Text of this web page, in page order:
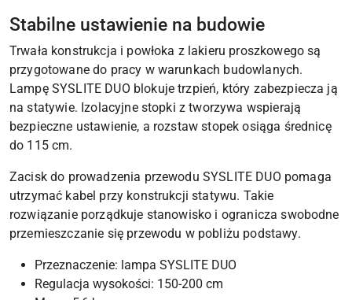
Stabilne ustawienie na budowie
Trwała konstrukcja i powłoka z lakieru proszkowego są
przygotowane do pracy w warunkach budowlanych.
Lampę SYSLITE DUO blokuje trzpień, który zabezpiecza ją
na statywie. Izolacyjne stopki z tworzywa wspierają
bezpieczne ustawienie, a rozstaw stopek osiąga średnicę
do 115 cm.
Zacisk do prowadzenia przewodu SYSLITE DUO pomaga
utrzymać kabel przy konstrukcji statywu. Takie
rozwiązanie porządkuje stanowisko i ogranicza swobodne
przemieszczanie się przewodu w pobliżu podstawy.
Przeznaczenie: lampa SYSLITE DUO
Regulacja wysokości: 150-200 cm